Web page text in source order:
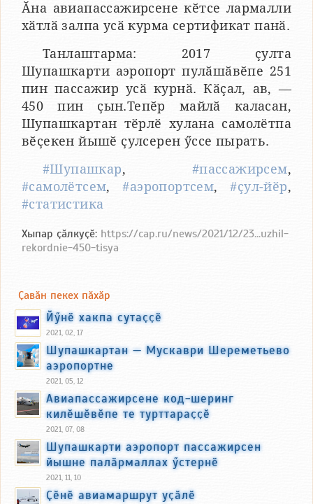
Ӑна авиапассажирсене кӗтсе лармалли
хӑтлӑ залпа усӑ курма сертификат панӑ.
Танлаштарма: 2017 ҫулта
Шупашкарти аэропорт пулӑшӑвӗпе 251
пин пассажир усӑ курнӑ. Кӑҫал, ав, —
450 пин ҫын.Тепӗр майлӑ каласан,
Шупашкартан тӗрлӗ хулана самолётпа
вӗҫекен йышӗ ҫулсерен ӳссе пырать.
#Шупашкар, #пассажирсем,
#самолётсем,#аэропортсем,#ҫул-йӗр,
#статистика
Хыпар ҫӑлкуҫӗ: https://cap.ru/news/2021/12/23...uzhil-
rekordnie-450-tisya
Ҫавӑн пекех пӑхӑр
Йӳнӗ хакпа сутаҫҫӗ
2021, 02, 17
Шупашкартан — Мускаври Шереметьево
аэропортне
2021, 05, 12
Авиапассажирсене код-шеринг
килӗшӗвӗпе те турттараҫҫӗ
2021, 07, 08
Шупашкарти аэропорт пассажирсен
йышне палӑрмаллах ӳстернӗ
2021, 11, 10
Ҫӗнӗ авиамаршрут уҫӑлӗ